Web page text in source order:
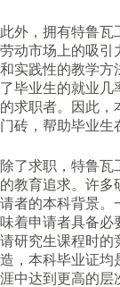
此外，拥有特鲁瓦
劳动市场上的吸引
和实践性的教学方
了毕业生的就业几
的求职者。因此，
门砖，帮助毕业生
除了求职，特鲁
的教育追求。许多
请者的本科背景。
味着申请者具备必
请研究生课程时的
造，本科毕业证均
涯中达到更高的层